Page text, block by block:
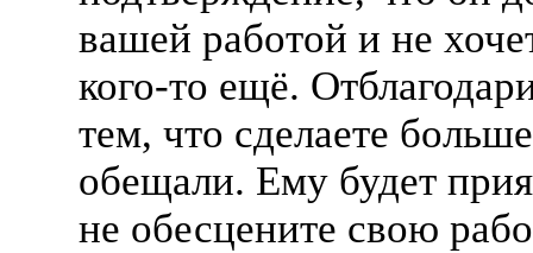
вашей работой и не
кого-то ещё.
тем, что сделаете
обещали. Ему будет
не обесцените свою